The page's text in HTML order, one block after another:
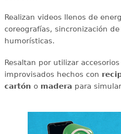
Realizan videos llenos de
coreografías, sincronización
humorísticas.
Resaltan por utilizar
improvisados hechos con
cartón o madera para